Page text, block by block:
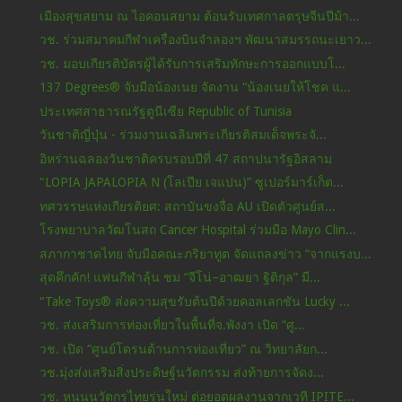
เมืองสุขสยาม ณ ไอคอนสยาม ต้อนรับเทศกาลตรุษจีนปีม้า...
วช. ร่วมสมาคมกีฬาเครื่องบินจำลองฯ พัฒนาสมรรถนะเยาว...
วช. มอบเกียรติบัตรผู้ได้รับการเสริมทักษะการออกแบบโ...
137 Degrees® จับมือน้องเนย จัดงาน “น้องเนยให้โชค แ...
ประเทศสาธารณรัฐตูนีเซีย Republic of Tunisia
วันชาติญี่ปุ่น - ร่วมงานเฉลิมพระเกียรติสมเด็จพระจั...
อิหร่านฉลองวันชาติครบรอบปีที่ 47 สถาปนารัฐอิสลาม
"LOPIA JAPALOPIA N (โลเปีย เจแปน)” ซูเปอร์มาร์เก็ต...
ทศวรรษแห่งเกียรติยศ: สถาบันขงจื่อ AU เปิดตัวศูนย์ส...
โรงพยาบาลวัฒโนสถ Cancer Hospital ร่วมมือ Mayo Clin...
สภากาชาดไทย จับมือคณะภริยาทูต จัดแถลงข่าว “จากแรงบ...
สุดคึกคัก! แฟนกีฬาลุ้น ชม “จีโน่–อาฒยา ฐิติกุล” มื...
“Take Toys® ส่งความสุขรับต้นปีด้วยคอลเลกชัน Lucky ...
วช. ส่งเสริมการท่องเที่ยวในพื้นที่จ.พังงา เปิด “ศู...
วช. เปิด “ศูนย์โดรนด้านการท่องเที่ยว” ณ วิทยาลัยก...
วช.มุ่งส่งเสริมสิ่งประดิษฐ์นวัตกรรม ส่งท้ายการจัดง...
วช. หนุนนวัตกรไทยรุ่นใหม่ ต่อยอดผลงานจากเวที IPITE...